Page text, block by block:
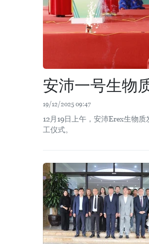
安沛一号生物
19/12/2025 09:47
12月19日上午，安沛Erex生物
工仪式。